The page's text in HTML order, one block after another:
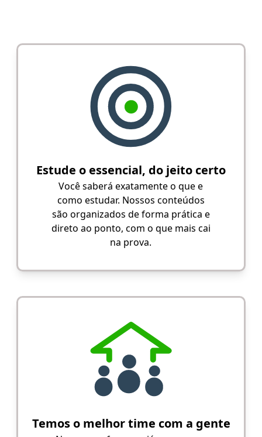
Estude o essencial, do jeito certo
Você saberá exatamente o que e
como estudar. Nossos conteúdos
são organizados de forma prática e
direto ao ponto, com o que mais cai
na prova.
Temos o melhor time com a gente